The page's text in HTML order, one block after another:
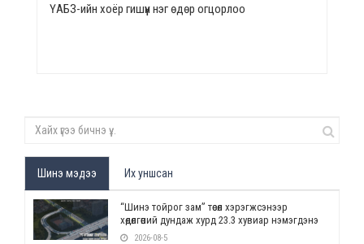
ҮАБЗ-ийн хоёр гишүүн нэг өдөр огцорлоо
Шинэ мэдээ Их уншсан
“Шинэ тойрог зам” төсөл хэрэгжсэнээр
хөдөлгөөний дундаж хурд 23.3 хувиар нэмэгдэнэ
2026-08-5